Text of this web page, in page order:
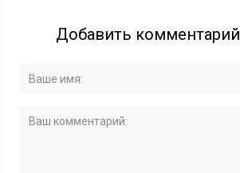
Добавить комментарий